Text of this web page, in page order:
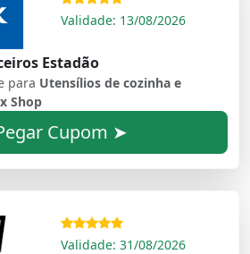
Validade: 13/08/2026
Estadão
para Utensílios de cozinha e
Shop
Cupom ➤
Validade: 31/08/2026